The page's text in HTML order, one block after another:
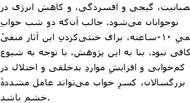
گیجی و افسردگی، و کاهش انرژی در
نوجوانان می‌شود. جالب آن‌که دو شب خوابِ
ترمیمیِ ۱۰-ساعته، برای خنثی‌کردنِ این آثار منفیْ
کافی نبود. بنا به این پژوهش، با توجه به شیوع
کم‌خوابی و افزایشِ مواردِ بدخلقی و اختلال در
بزرگسالان، کسرِ خواب می‌تواند عامل مشددهٔ
خشم باشد.